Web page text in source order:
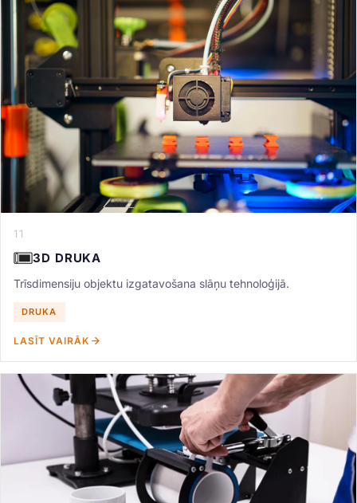
11
3D DRUKA
Trīsdimensiju objektu izgatavošana slāņu tehnoloģijā.
DRUKA
LASĪT VAIRĀK